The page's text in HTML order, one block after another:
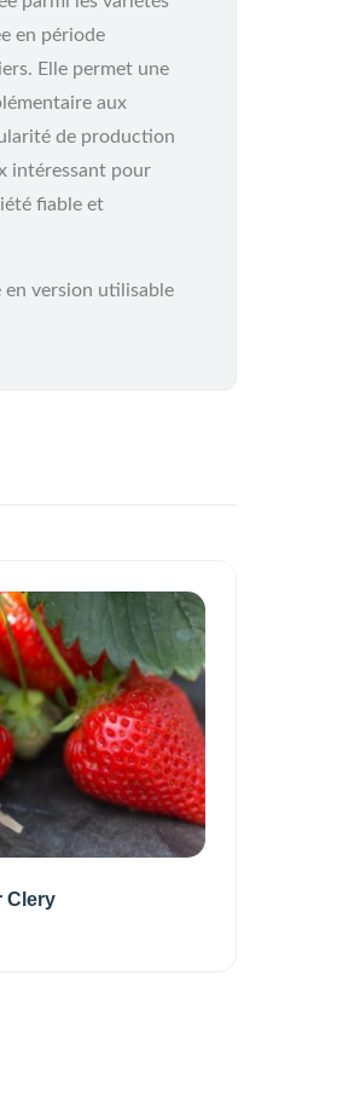
en période
Elle permet une
aux
de production
intéressant pour
fiable et
version utilisable
Clery